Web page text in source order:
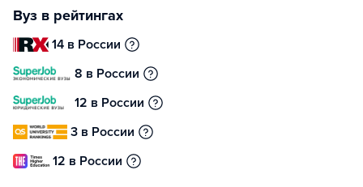
Вуз в рейтингах
14 в России
8 в России
12 в России
3 в России
12 в России